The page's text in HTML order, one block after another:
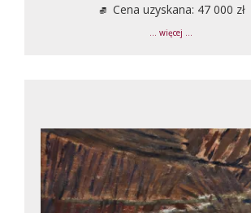
Cena uzyskana: 47 000 zł
... więcej ...